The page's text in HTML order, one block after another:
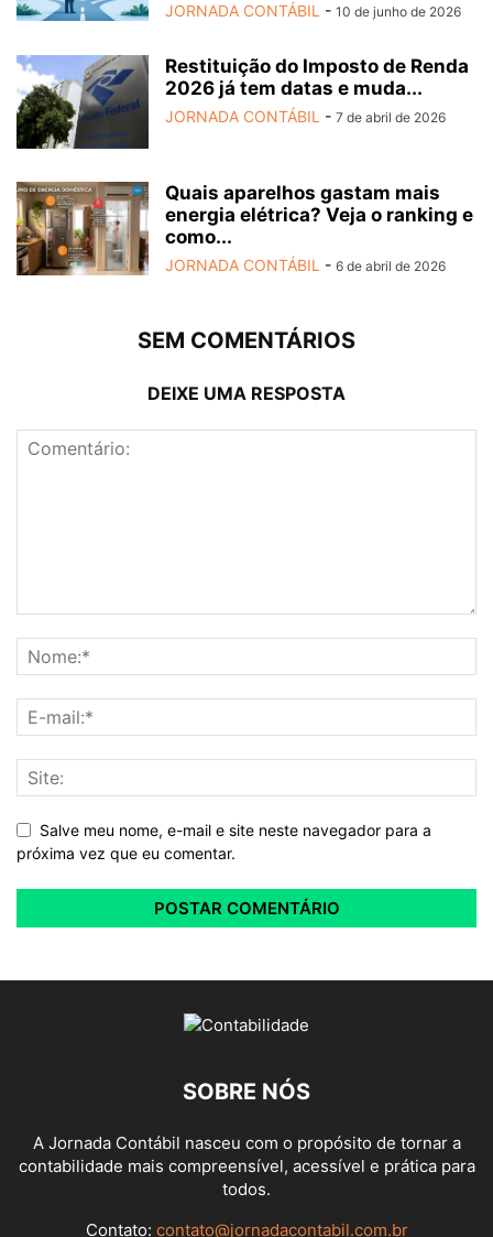
JORNADA CONTÁBIL - 10 de junho de 2026
Restituição do Imposto de Renda
2026 já tem datas e muda...
JORNADA CONTÁBIL - 7 de abril de 2026
Quais aparelhos gastam mais
energia elétrica? Veja o ranking e
como...
JORNADA CONTÁBIL - 6 de abril de 2026
SEM COMENTÁRIOS
DEIXE UMA RESPOSTA
Salve meu nome, e-mail e site neste navegador para a
próxima vez que eu comentar.
SOBRE NÓS
A Jornada Contábil nasceu com o propósito de tornar a
contabilidade mais compreensível, acessível e prática para
todos.
Contato: contato@jornadacontabil.com.br